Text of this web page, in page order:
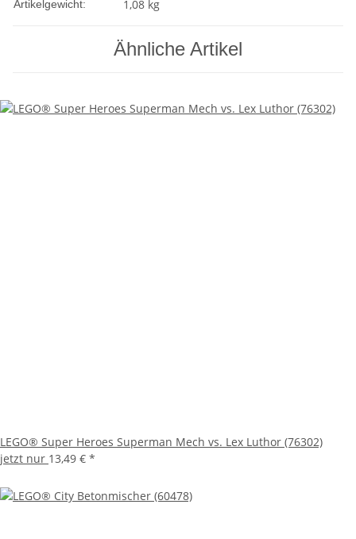
Artikelgewicht: 1,08 kg
Ähnliche Artikel
LEGO® Super Heroes Superman Mech vs. Lex Luthor (76302)
jetzt nur 13,49 € *